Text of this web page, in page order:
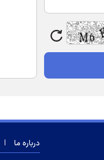
درباره ما